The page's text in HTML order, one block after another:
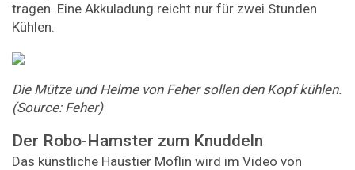
tragen. Eine Akkuladung reicht nur für zwei Stunden
Kühlen.
Die Mütze und Helme von Feher sollen den Kopf kühlen.
(Source: Feher)
Der Robo-Hamster zum Knuddeln
Das künstliche Haustier Moflin wird im Video von